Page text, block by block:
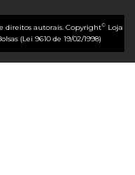
direitos autorais. Copyright©Loja
(Lei 9610 de 19/02/1998)